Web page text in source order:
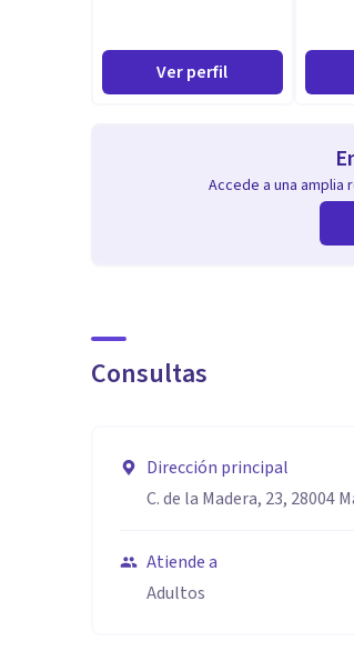
profesional
Ver perfil
Accede a una
Consultas
Dirección principal
C. de la Madera, 23, 28004
Atiende a
Adultos